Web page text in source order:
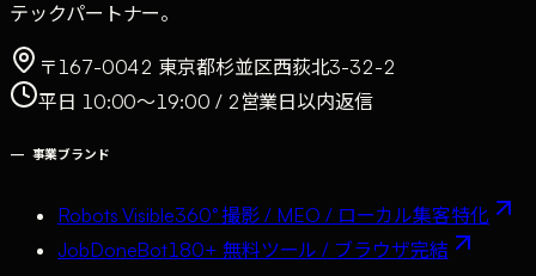
テックパートナー。
〒167-0042 東京都杉並区西荻北3-32-2
平日 10:00〜19:00 / 2営業日以内返信
— 事業ブランド
Robots Visible360° 撮影 / MEO / ローカル集客特化
JobDoneBot180+ 無料ツール / ブラウザ完結